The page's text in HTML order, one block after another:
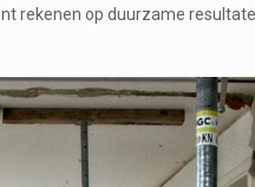
rekenen op duurzame